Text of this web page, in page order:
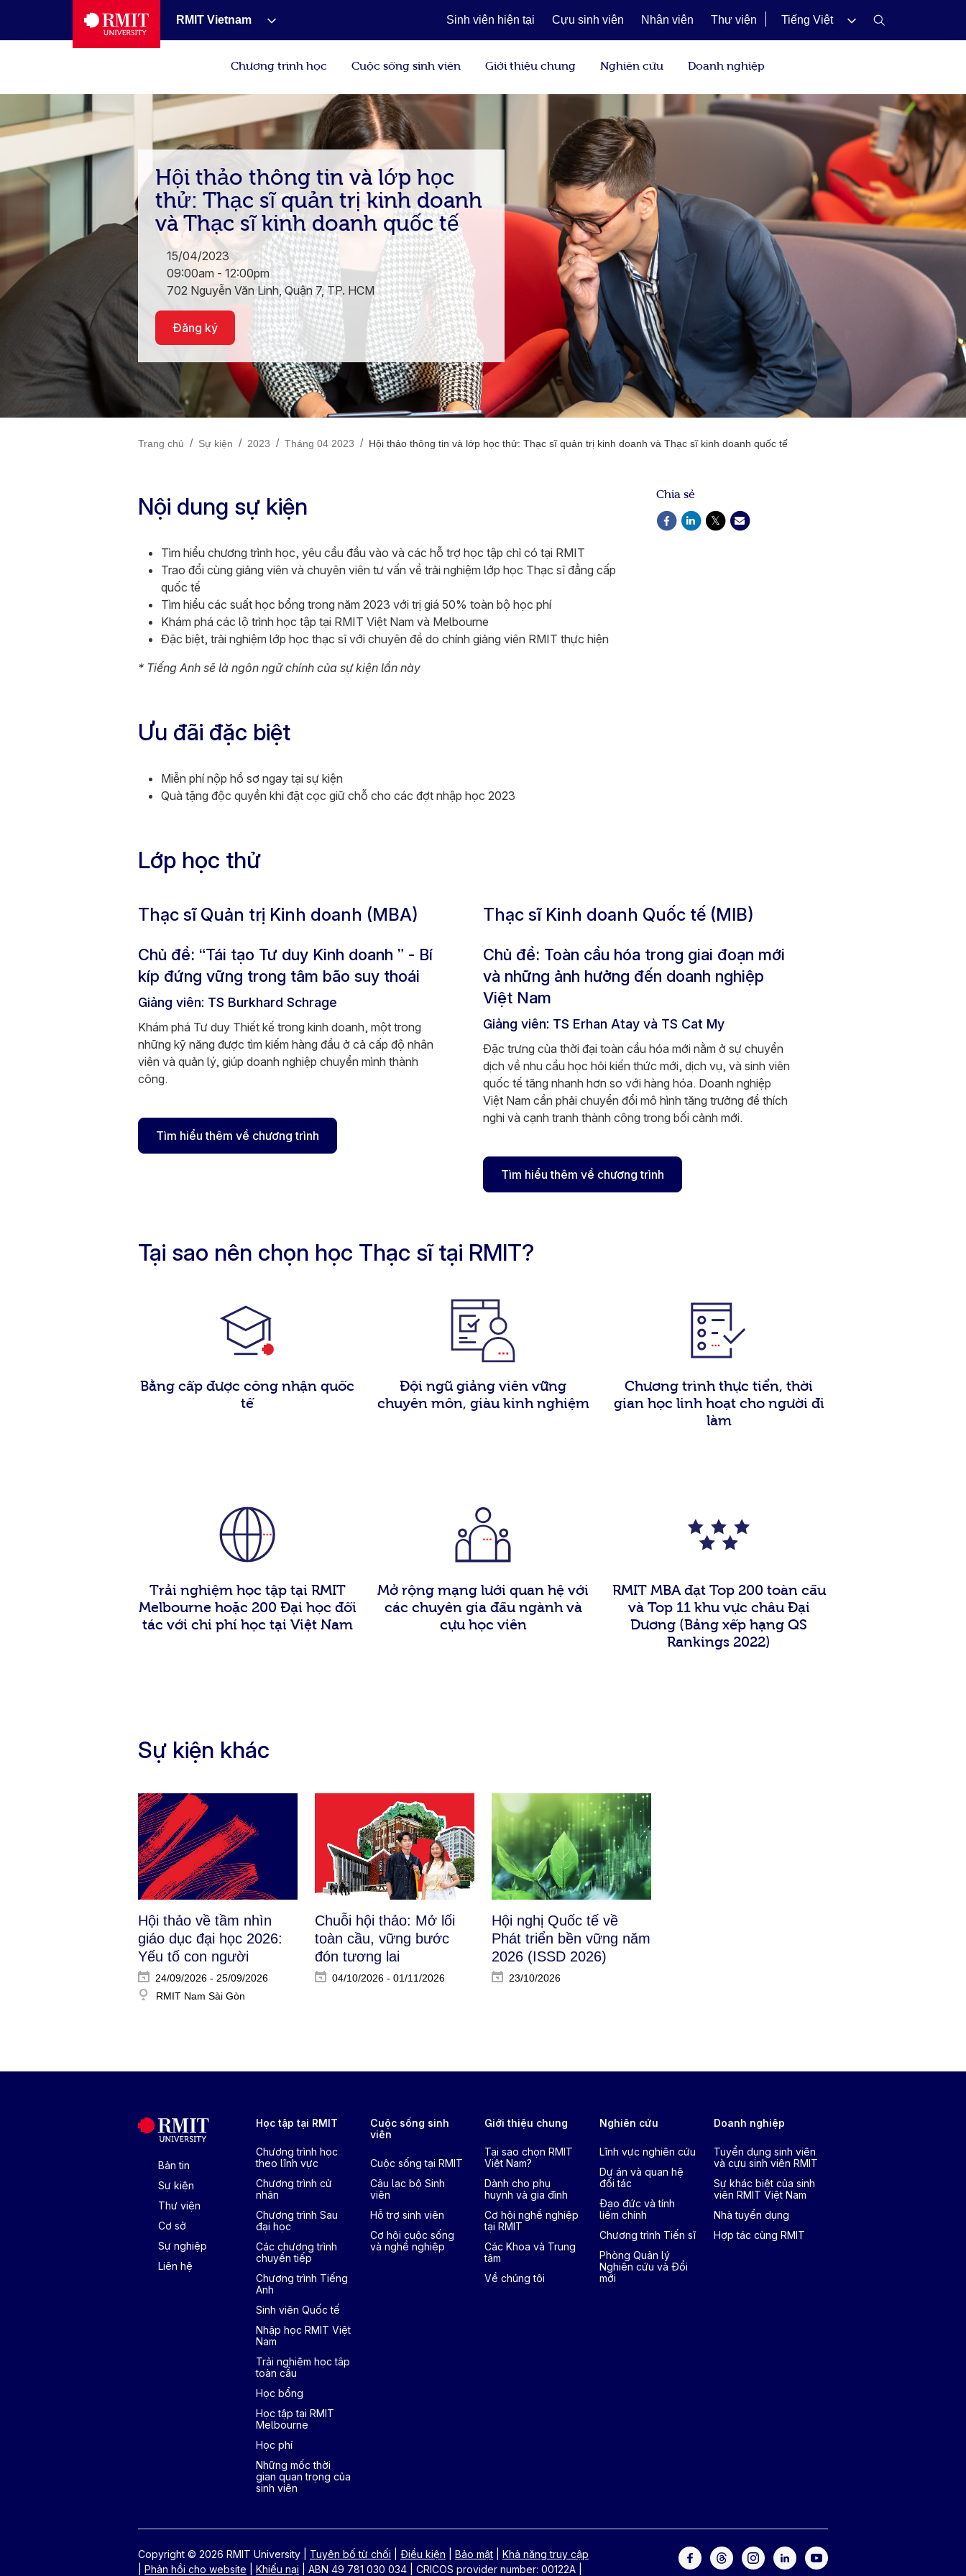
RMIT Vietnam Sinh viên hiện tại Cựu sinh viên Nhân viên Thư viện Tiếng Việt
Chương trình học Cuộc sống sinh viên Giới thiệu chung Nghiên cứu Doanh nghiệp
Hội thảo thông tin và lớp học
thử: Thạc sĩ quản trị kinh doanh
và Thạc sĩ kinh doanh quốc tế
15/04/2023
09:00am - 12:00pm
702 Nguyễn Văn Linh, Quận 7, TP. HCM
Đăng ký
Trang chủ / Sự kiện / 2023 / Tháng 04 2023 / Hội thảo thông tin và lớp học thử: Thạc sĩ quản trị kinh doanh và Thạc sĩ kinh doanh quốc tế
Nội dung sự kiện
Tìm hiểu chương trình học, yêu cầu đầu vào và các hỗ trợ học tập chỉ có tại RMIT
Trao đổi cùng giảng viên và chuyên viên tư vấn về trải nghiệm lớp học Thạc sĩ đẳng cấp
quốc tế
Tìm hiểu các suất học bổng trong năm 2023 với trị giá 50% toàn bộ học phí
Khám phá các lộ trình học tập tại RMIT Việt Nam và Melbourne
Đặc biệt, trải nghiệm lớp học thạc sĩ với chuyên đề do chính giảng viên RMIT thực hiện
* Tiếng Anh sẽ là ngôn ngữ chính của sự kiện lần này
Ưu đãi đặc biệt
Miễn phí nộp hồ sơ ngay tại sự kiện
Quà tặng độc quyền khi đặt cọc giữ chỗ cho các đợt nhập học 2023
Chia sẻ
Lớp học thử
Thạc sĩ Quản trị Kinh doanh (MBA)
Chủ đề: “Tái tạo Tư duy Kinh doanh ” - Bí
kíp đứng vững trong tâm bão suy thoái
Giảng viên: TS Burkhard Schrage
Khám phá Tư duy Thiết kế trong kinh doanh, một trong
những kỹ năng được tìm kiếm hàng đầu ở cả cấp độ nhân
viên và quản lý, giúp doanh nghiệp chuyển mình thành
công.
Tìm hiểu thêm về chương trình
Thạc sĩ Kinh doanh Quốc tế (MIB)
Chủ đề: Toàn cầu hóa trong giai đoạn mới
và những ảnh hưởng đến doanh nghiệp
Việt Nam
Giảng viên: TS Erhan Atay và TS Cat My
Đặc trưng của thời đại toàn cầu hóa mới nằm ở sự chuyển
dịch về nhu cầu học hỏi kiến thức mới, dịch vụ, và sinh viên
quốc tế tăng nhanh hơn so với hàng hóa. Doanh nghiệp
Việt Nam cần phải chuyển đổi mô hình tăng trưởng để thích
nghi và cạnh tranh thành công trong bối cảnh mới.
Tìm hiểu thêm về chương trình
Tại sao nên chọn học Thạc sĩ tại RMIT?
Bằng cấp được công nhận quốc
tế
Đội ngũ giảng viên vững
chuyên môn, giàu kinh nghiệm
Chương trình thực tiển, thời
gian học linh hoạt cho người đi
làm
Trải nghiệm học tập tại RMIT
Melbourne hoặc 200 Đại học đối
tác với chi phí học tại Việt Nam
Mở rộng mạng lưới quan hệ với
các chuyên gia đầu ngành và
cựu học viên
RMIT MBA đạt Top 200 toàn cầu
và Top 11 khu vực châu Đại
Dương (Bảng xếp hạng QS
Rankings 2022)
Sự kiện khác
Hội thảo về tầm nhìn
giáo dục đại học 2026:
Yếu tố con người​
24/09/2026 - 25/09/2026
RMIT Nam Sài Gòn
Chuỗi hội thảo: Mở lối
toàn cầu, vững bước
đón tương lai
04/10/2026 - 01/11/2026
Hội nghị Quốc tế về
Phát triển bền vững năm
2026 (ISSD 2026)​
23/10/2026
Bản tin
Sự kiện
Thư viện
Cơ sở
Sự nghiệp
Liên hệ
Học tập tại RMIT
Chương trình học
theo lĩnh vực
Chương trình cử
nhân
Chương trình Sau
đại học
Các chương trình
chuyển tiếp
Chương trình Tiếng
Anh
Sinh viên Quốc tế
Nhập học RMIT Việt
Nam
Trải nghiệm học tâp
toàn cầu
Học bổng
Học tập tại RMIT
Melbourne
Học phí
Những mốc thời
gian quan trọng của
sinh viên
Cuộc sống sinh
viên
Cuộc sống tại RMIT
Câu lạc bộ Sinh
viên
Hỗ trợ sinh viên
Cơ hội cuộc sống
và nghề nghiệp
Giới thiệu chung
Tại sao chọn RMIT
Việt Nam?
Dành cho phụ
huynh và gia đình
Cơ hội nghề nghiệp
tại RMIT
Các Khoa và Trung
tâm
Về chúng tôi
Nghiên cứu
Lĩnh vực nghiên cứu
Dự án và quan hệ
đối tác
Đạo đức và tính
liêm chính
Chương trình Tiến sĩ
Phòng Quản lý
Nghiên cứu và Đổi
mới
Doanh nghiệp
Tuyển dụng sinh viên
và cựu sinh viên RMIT
Sự khác biệt của sinh
viên RMIT Việt Nam
Nhà tuyển dụng
Hợp tác cùng RMIT
Copyright © 2026 RMIT University Tuyên bố từ chối Điều kiện Bảo mật
Khả năng truy cập
Phản hồi cho website Khiếu nại ABN 49 781 030 034 CRICOS provider number: 00122A